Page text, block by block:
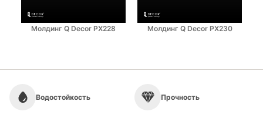
Молдинг Q Decor PX228 Молдинг Q Decor PX230
Водостойкость Прочность